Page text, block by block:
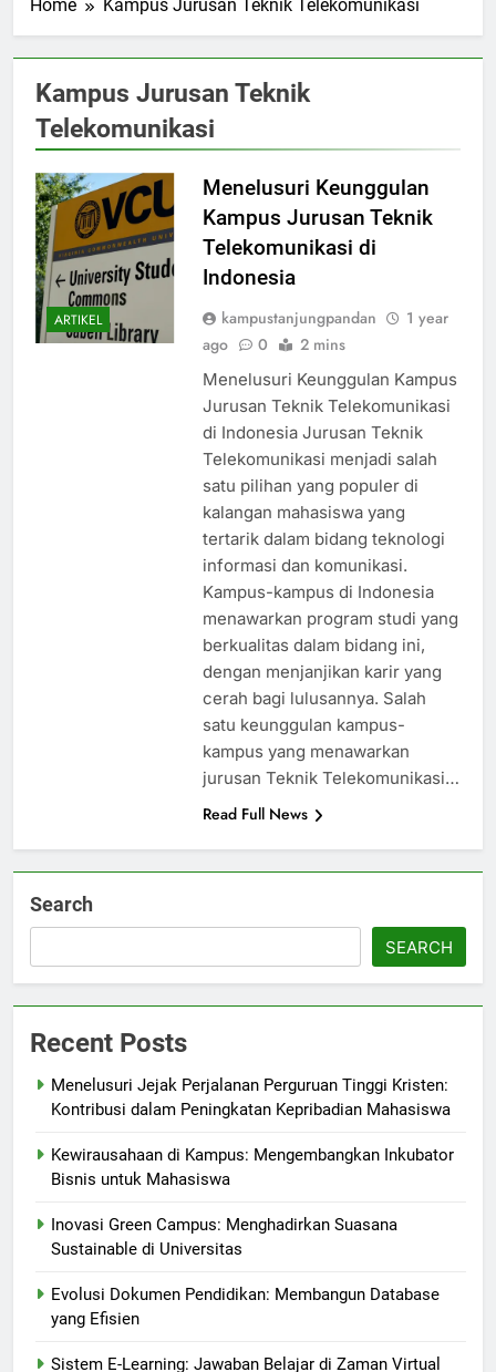
Home Kampus Jurusan Teknik Telekomunikasi
Kampus Jurusan Teknik
Telekomunikasi
ARTIKEL
Menelusuri Keunggulan
Kampus Jurusan Teknik
Telekomunikasi di
Indonesia
kampustanjungpandan
1 year
ago
0 2 mins
Menelusuri Keunggulan Kampus
Jurusan Teknik Telekomunikasi
di Indonesia Jurusan Teknik
Telekomunikasi menjadi salah
satu pilihan yang populer di
kalangan mahasiswa yang
tertarik dalam bidang teknologi
informasi dan komunikasi.
Kampus-kampus di Indonesia
menawarkan program studi yang
berkualitas dalam bidang ini,
dengan menjanjikan karir yang
cerah bagi lulusannya. Salah
satu keunggulan kampus-
kampus yang menawarkan
jurusan Teknik Telekomunikasi…
Read Full News
Search
SEARCH
Recent Posts
Menelusuri Jejak Perjalanan Perguruan Tinggi Kristen:
Kontribusi dalam Peningkatan Kepribadian Mahasiswa
Kewirausahaan di Kampus: Mengembangkan Inkubator
Bisnis untuk Mahasiswa
Inovasi Green Campus: Menghadirkan Suasana
Sustainable di Universitas
Evolusi Dokumen Pendidikan: Membangun Database
yang Efisien
Sistem E-Learning: Jawaban Belajar di Zaman Virtual